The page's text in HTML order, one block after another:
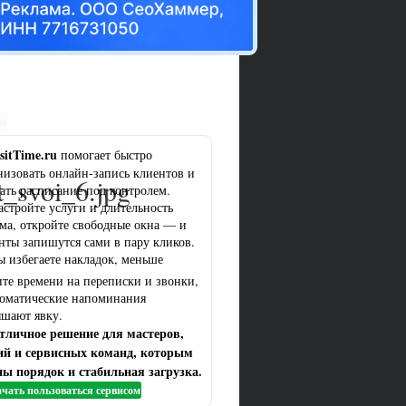
помогает быстро
онлайн-запись клиентов и
расписание под контролем.
услуги и длительность
откройте свободные окна — и
запишутся сами в пару кликов.
избегаете накладок, меньше
времени на переписки и звонки,
напоминания
явку.
решение для мастеров,
и сервисных команд, которым
порядок и стабильная загрузка.
пользоваться сервисом